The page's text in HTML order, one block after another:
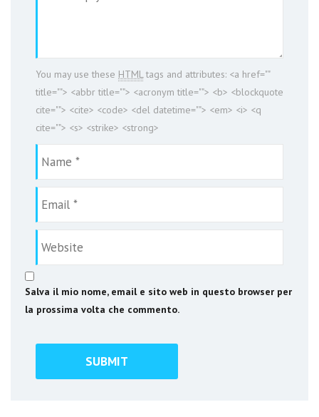
You may use these HTMLtags and attributes: <a href=""
title=""> <abbr title=""> <acronym title=""> <b> <blockquote
cite=""> <cite> <code> <del datetime=""> <em> <i> <q
cite=""> <s> <strike> <strong>
Salva il mio nome, email e sito web in questo browser per
la prossima volta che commento.